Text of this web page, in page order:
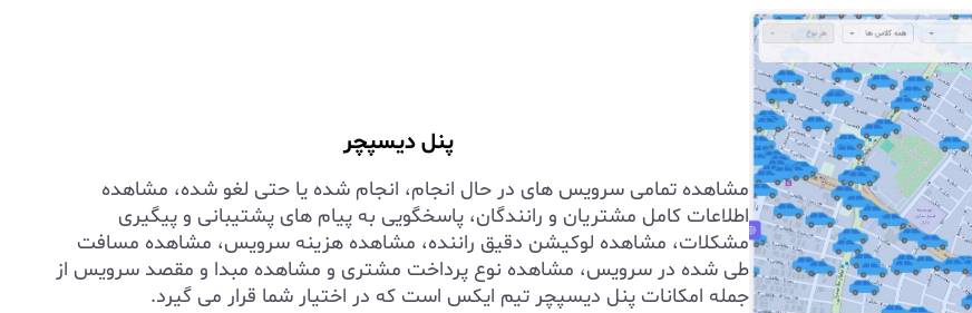
پنل دیسپچر
مشاهده تمامی سرویس های در حال انجام، انجام شده یا حتی لغو شده، مشاهده
اطلاعات کامل مشتریان و رانندگان، پاسخگویی به پیام های پشتیبانی و پیگیری
مشکلات، مشاهده لوکیشن دقیق راننده، مشاهده هزینه سرویس، مشاهده مسافت
طی شده در سرویس، مشاهده نوع پرداخت مشتری و مشاهده مبدا و مقصد سرویس از
جمله امکانات پنل دیسپچر تیم ایکس است که در اختیار شما قرار می گیرد.